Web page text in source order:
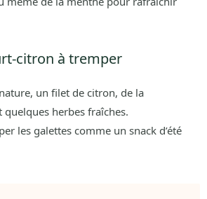
citron à tremper
un filet de citron, de la
herbes fraîches.
les galettes comme un snack d’été